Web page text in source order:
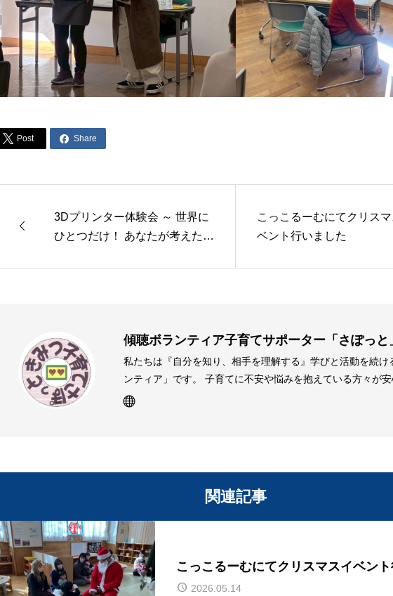
 Post  Share

3Dプリンター体験会 ～ 世界に
ひとつだけ！ あなたが考えたオ
こっこるーむにてクリス
ベント行いました
傾聴ボランティア子育てサポーター「さぽっと
私たちは『自分を知り、相手を理解する』学びと活動を続け
ンティア」です。 子育てに不安や悩みを抱えている方々が
いを語ることのできる身近な聴き役として、傾聴を基本とし
関連記事
こっこるーむにてクリスマスイベン
2026.05.14